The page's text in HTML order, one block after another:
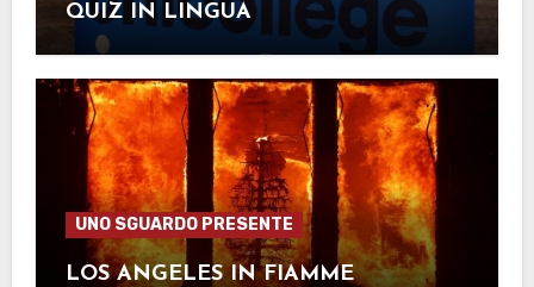
QUIZ IN LINGUA
UNO SGUARDO PRESENTE
LOS ANGELES IN FIAMME